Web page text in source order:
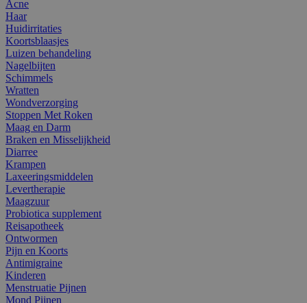
Acne
Haar
Huidirritaties
Koortsblaasjes
Luizen behandeling
Nagelbijten
Schimmels
Wratten
Wondverzorging
Stoppen Met Roken
Maag en Darm
Braken en Misselijkheid
Diarree
Krampen
Laxeeringsmiddelen
Levertherapie
Maagzuur
Probiotica supplement
Reisapotheek
Ontwormen
Pijn en Koorts
Antimigraine
Kinderen
Menstruatie Pijnen
Mond Pijnen